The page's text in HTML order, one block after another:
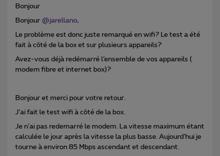
Bonjour
Bonjour ​ @jarellano,
Le problème est donc juste remarqué en wifi? Le test a été
fait à côté de la box et sur plusieurs appareils?
Avez-vous déjà redémarré l’ensemble de vos appareils (
modem fibre et internet box)?
Bonjour et merci pour votre retour.
J’ai fait le test wifi à côté de la box.
Je n’ai pas redemarré le modem. La vitesse maximum étant
calculée le jour après la vitesse la plus basse. Aujourd’hui je
tourne à environ 85 Mbps ascendant et descendant.